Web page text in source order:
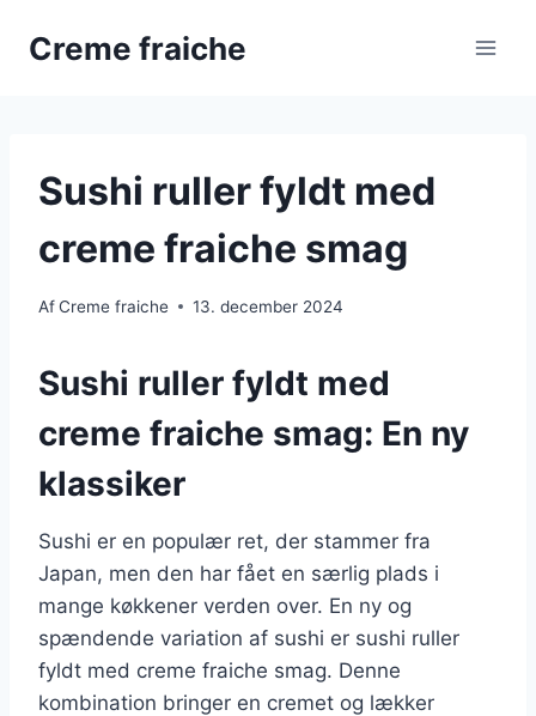
Creme fraiche
Sushi ruller fyldt med
creme fraiche smag
AfCreme fraiche 13. december 2024
Sushi ruller fyldt med
creme fraiche smag: En ny
klassiker
Sushi er en populær ret, der stammer fra
Japan, men den har fået en særlig plads i
mange køkkener verden over. En ny og
spændende variation af sushi er sushi ruller
fyldt med creme fraiche smag. Denne
kombination bringer en cremet og lækker